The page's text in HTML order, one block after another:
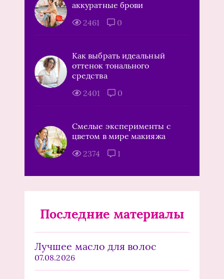
аккуратные брови
2461
0
Как выбрать идеальный
оттенок тонального
средства
2401
0
Смелые эксперименты с
цветом в мире макияжа
2374
1
Последние материалы
Лучшее масло для волос
07.08.2026